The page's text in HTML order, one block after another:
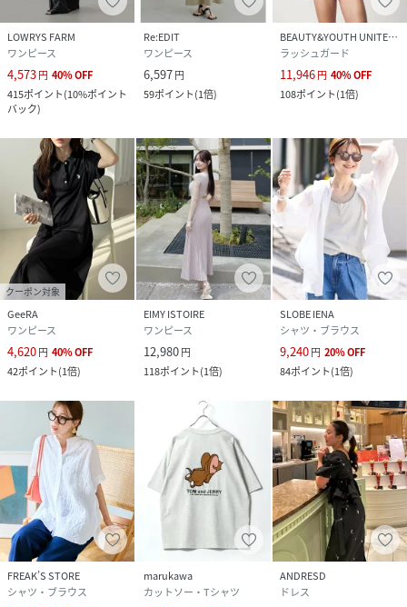
LOWRYS FARM
ワンピース
4,573円 40%OFF
415ポイント(10%ポイント
バック)
Re:EDIT
ワンピース
6,597円
59ポイント(1倍)
BEAUTY&YOUTH UNITED ARROWS
ラッシュガード
11,946円 40%OFF
108ポイント(1倍)
クーポン対象
GeeRA
ワンピース
4,620円 40%OFF
42ポイント(1倍)
EIMY ISTOIRE
ワンピース
12,980円
118ポイント(1倍)
SLOBE IENA
シャツ・ブラウス
9,240円 20%OFF
84ポイント(1倍)
FREAK’S STORE
シャツ・ブラウス
marukawa
カットソー・Tシャツ
ANDRESD
ドレス